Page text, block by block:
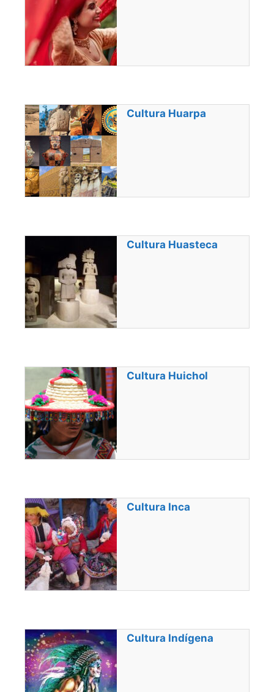
Cultura Huarpa
Cultura Huasteca
Cultura Huichol
Cultura Inca
Cultura Indígena